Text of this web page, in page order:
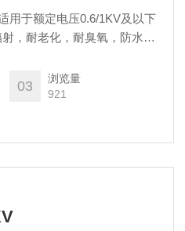
用于额定电压0.6/1KV及以下
，耐老化，耐臭氧，防水等
化工等高温工业中。
03
浏览量
921